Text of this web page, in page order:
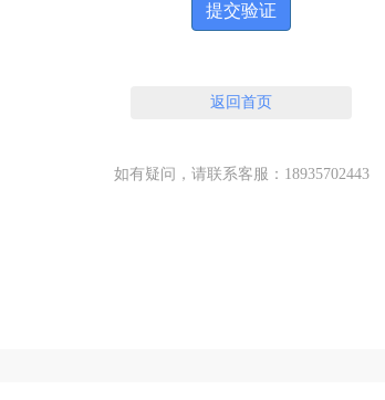
提交验证
返回首页
如有疑问，请联系客服：18935702443